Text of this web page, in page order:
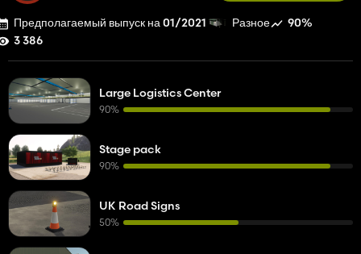
Предполагаемый выпуск на 01/2021 Разное
90%
3 386
Large Logistics Center
90%
Stage pack
90%
UK Road Signs
50%